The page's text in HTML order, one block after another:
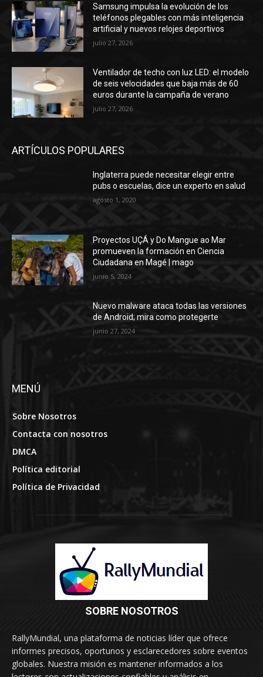
Samsung impulsa la evolución de los
teléfonos plegables con más inteligencia
artificial y nuevos relojes deportivos
julio 27, 2026
Ventilador de techo con luz LED: el modelo
de seis velocidades que baja más de 60
euros durante la campaña de verano
julio 27, 2026
ARTÍCULOS POPULARES
Inglaterra puede necesitar elegir entre
pubs o escuelas, dice un experto en salud
agosto 1, 2020
Proyectos UÇÁ y Do Mangue ao Mar
promueven la formación en Ciencia
Ciudadana en Magé | mago
junio 5, 2024
Nuevo malware ataca todas las versiones
de Android; mira como protegerte
junio 27, 2024
MENÚ
Sobre Nosotros
Contacta con nosotros
DMCA
Política editorial
Política de Privacidad
SOBRE NOSOTROS
RallyMundial, una plataforma de noticias líder que ofrece
informes precisos, oportunos y esclarecedores sobre eventos
globales. Nuestra misión es mantener informados a los